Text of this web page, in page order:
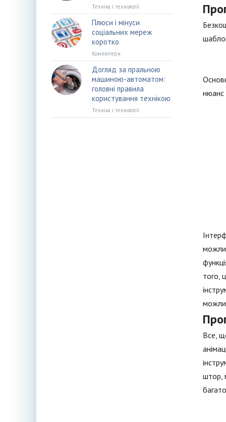
нюанс
того,
Все,
штор,
Техніка і технології
Плюси і мінуси
соціальних мереж
коротко
Компютери
Догляд за пральною
машиною-автоматом:
головні правила
користування технікою
Техніка і технології